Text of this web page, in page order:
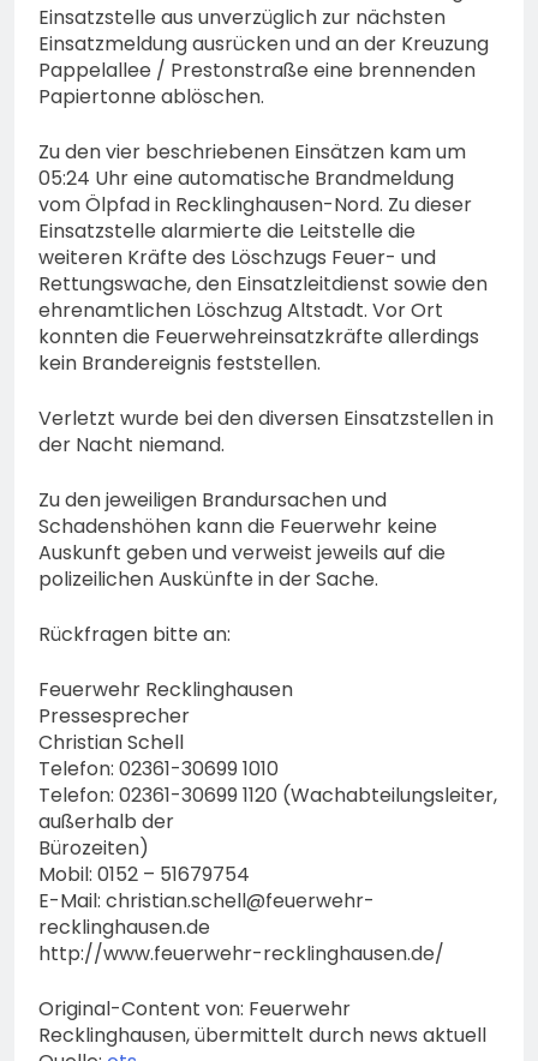
Einsatzstelle aus unverzüglich zur nächsten
Einsatzmeldung ausrücken und an der Kreuzung
Pappelallee / Prestonstraße eine brennenden
Papiertonne ablöschen.
Zu den vier beschriebenen Einsätzen kam um
05:24 Uhr eine automatische Brandmeldung
vom Ölpfad in Recklinghausen-Nord. Zu dieser
Einsatzstelle alarmierte die Leitstelle die
weiteren Kräfte des Löschzugs Feuer- und
Rettungswache, den Einsatzleitdienst sowie den
ehrenamtlichen Löschzug Altstadt. Vor Ort
konnten die Feuerwehreinsatzkräfte allerdings
kein Brandereignis feststellen.
Verletzt wurde bei den diversen Einsatzstellen in
der Nacht niemand.
Zu den jeweiligen Brandursachen und
Schadenshöhen kann die Feuerwehr keine
Auskunft geben und verweist jeweils auf die
polizeilichen Auskünfte in der Sache.
Rückfragen bitte an:
Feuerwehr Recklinghausen
Pressesprecher
Christian Schell
Telefon: 02361-30699 1010
Telefon: 02361-30699 1120 (Wachabteilungsleiter,
außerhalb der
Bürozeiten)
Mobil: 0152 – 51679754
E-Mail: christian.schell@feuerwehr-
recklinghausen.de
http://www.feuerwehr-recklinghausen.de/
Original-Content von: Feuerwehr
Recklinghausen, übermittelt durch news aktuell